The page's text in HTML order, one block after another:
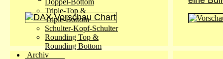
Doppel-Bottom
Triple-Top &
Triple-Bottom
Schulter-Kopf-Schulter
Rounding Top &
Rounding Bottom
Archiv